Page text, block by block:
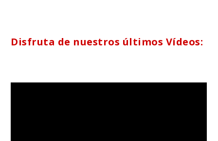
Disfruta de nuestros últimos Vídeos: